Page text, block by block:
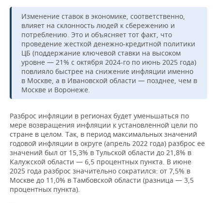
Изменение ставок в экономике, соответственно,
влияет на склонность людей к сбережению и
потреблению. Это и объясняет тот факт, что
проведение жесткой денежно-кредитной политики
ЦБ (поддержание ключевой ставки на высоком
уровне — 21% с октября 2024-го по июнь 2025 года)
повлияло быстрее на снижение инфляции именно
в Москве, а в Ивановской области — позднее, чем в
Москве и Воронеже.
Разброс инфляции в регионах будет уменьшаться по
мере возвращения инфляции к установленной цели по
стране в целом. Так, в период максимальных значений
годовой инфляции в округе (апрель 2022 года) разброс ее
значений был от 15,3% в Тульской области до 21,8% в
Калужской области — 6,5 процентных пункта. В июне
2025 года разброс значительно сократился: от 7,5% в
Москве до 11,0% в Тамбовской области (разница — 3,5
процентных пункта).